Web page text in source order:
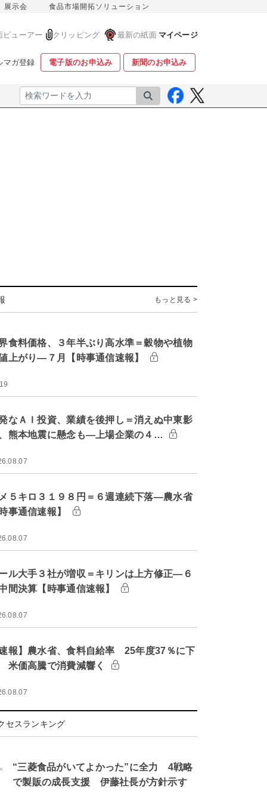
展示会 食品市場開拓ソリューション
ビューアー クリッピング 最新の紙面 マイページ
マガ登録 電子版のお申込み 新聞のお申込み
検索
もっと見る >
食料価格、３年半ぶり高水準＝穀物や植物
上がり―７月【時事通信速報】
なＡＩ投資、業績を後押し＝消えぬ中東影
熊本地震に懸念も―上場企業の４…
５キロ３１９８円＝６週連続下落―農水省
事通信速報】
ル大手３社が増収＝キリンは上方修正―６
間決算【時事通信速報】
報】農水省、食料自給率 25年度37％に下
価高騰で消費減響く
セスランキング
“三菱食品がいてよかった”に全力 4戦略
で製販の成長支援 伊藤社長が方針示す